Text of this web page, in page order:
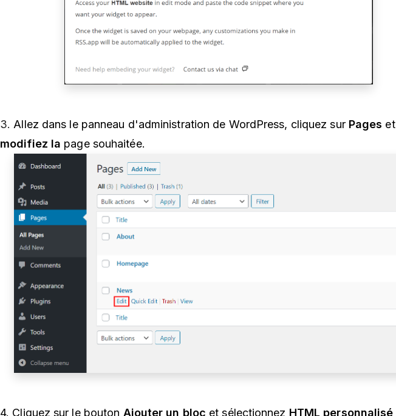
3. Allez dans le panneau d'administration de WordPress, cliquez sur Pages et
modifiez la page souhaitée.
4. Cliquez sur le bouton Ajouter un bloc et sélectionnez HTML personnalisé